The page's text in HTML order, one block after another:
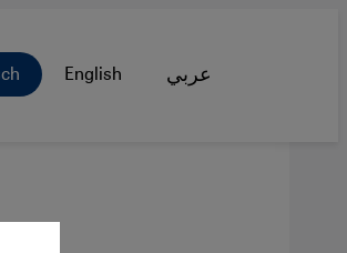
English عربي